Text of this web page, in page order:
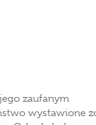
zaufanym
wystawione